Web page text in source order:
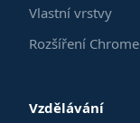
Vlastní vrstvy
Rozšíření Chrome
Vzdělávání